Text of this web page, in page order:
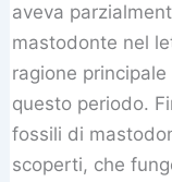
aveva
mastodonte nel
ragione
questo periodo.
fossili di
scoperti, che